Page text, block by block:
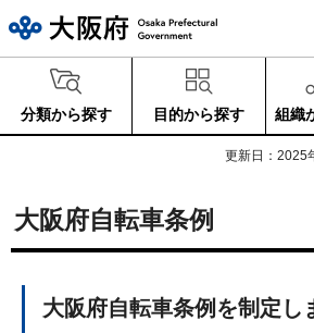
分類から探す 目的から探す 組織
更新日：2025
大阪府自転車条例
大阪府自転車条例を制定し